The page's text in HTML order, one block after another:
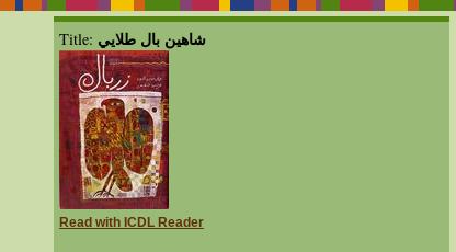
Title: شاهين بال طلايي
Read with ICDL Reader